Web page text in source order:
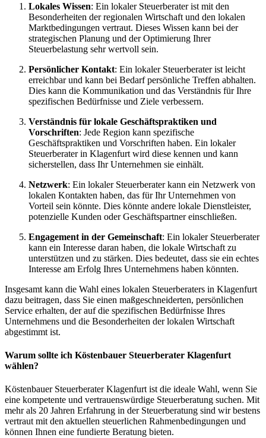
Lokales Wissen: Ein lokaler Steuerberater ist mit den
Besonderheiten der regionalen Wirtschaft und den lokalen
Marktbedingungen vertraut. Dieses Wissen kann bei der
strategischen Planung und der Optimierung Ihrer
Steuerbelastung sehr wertvoll sein.
Persönlicher Kontakt: Ein lokaler Steuerberater ist leicht
erreichbar und kann bei Bedarf persönliche Treffen abhalten.
Dies kann die Kommunikation und das Verständnis für Ihre
spezifischen Bedürfnisse und Ziele verbessern.
Verständnis für lokale Geschäftspraktiken und
Vorschriften: Jede Region kann spezifische
Geschäftspraktiken und Vorschriften haben. Ein lokaler
Steuerberater in Klagenfurt wird diese kennen und kann
sicherstellen, dass Ihr Unternehmen sie einhält.
Netzwerk: Ein lokaler Steuerberater kann ein Netzwerk von
lokalen Kontakten haben, das für Ihr Unternehmen von
Vorteil sein könnte. Dies könnte andere lokale Dienstleister,
potenzielle Kunden oder Geschäftspartner einschließen.
Engagement in der Gemeinschaft: Ein lokaler Steuerberater
kann ein Interesse daran haben, die lokale Wirtschaft zu
unterstützen und zu stärken. Dies bedeutet, dass sie ein echtes
Interesse am Erfolg Ihres Unternehmens haben könnten.
Insgesamt kann die Wahl eines lokalen Steuerberaters in Klagenfurt
dazu beitragen, dass Sie einen maßgeschneiderten, persönlichen
Service erhalten, der auf die spezifischen Bedürfnisse Ihres
Unternehmens und die Besonderheiten der lokalen Wirtschaft
abgestimmt ist.
Warum sollte ich Köstenbauer Steuerberater Klagenfurt
wählen?
Köstenbauer Steuerberater Klagenfurt ist die ideale Wahl, wenn Sie
eine kompetente und vertrauenswürdige Steuerberatung suchen. Mit
mehr als 20 Jahren Erfahrung in der Steuerberatung sind wir bestens
vertraut mit den aktuellen steuerlichen Rahmenbedingungen und
können Ihnen eine fundierte Beratung bieten.